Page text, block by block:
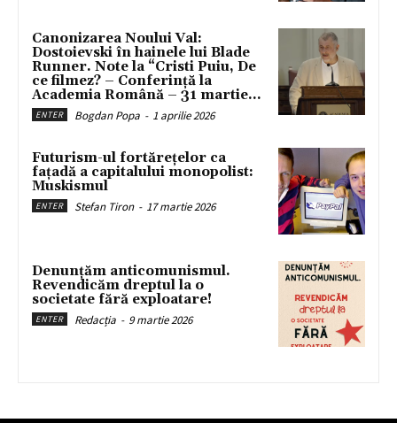
Canonizarea Noului Val:
Dostoievski în hainele lui Blade
Runner. Note la “Cristi Puiu, De
ce filmez? – Conferință la
Academia Română – 31 martie...
ENTER Bogdan Popa - 1 aprilie 2026
Futurism-ul fortărețelor ca
fațadă a capitalului monopolist:
Muskismul
ENTER Stefan Tiron - 17 martie 2026
Denunțăm anticomunismul.
Revendicăm dreptul la o
societate fără exploatare!
ENTER Redacția - 9 martie 2026